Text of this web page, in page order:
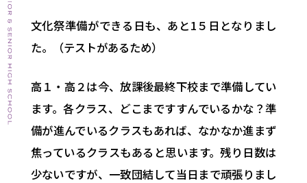
文化祭準備ができる日も、あと1５日となりまし
た。（テストがあるため）
高１・高２は今、放課後最終下校まで準備してい
ます。各クラス、どこまですすんでいるかな？準
備が進んでいるクラスもあれば、なかなか進まず
焦っているクラスもあると思います。残り日数は
少ないですが、一致団結して当日まで頑張りまし